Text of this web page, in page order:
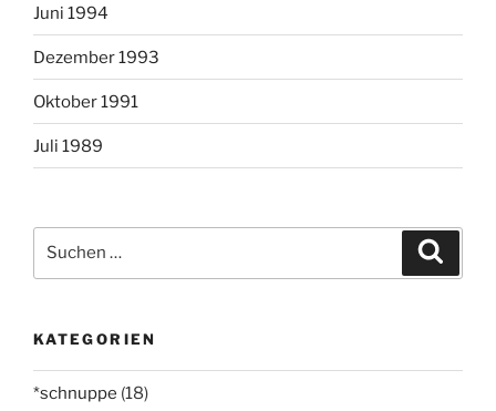
Juni 1994
Dezember 1993
Oktober 1991
Juli 1989
nach:
KATEGORIEN
*schnuppe (18)